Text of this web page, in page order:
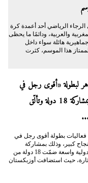
الرجاء الرياضي أحد أعمدة كرة
والعربية، ودائمًا ما يحظى
جماهيرية هائلة سواء داخل
هذا الموسم، كثرت
لبطولة «أقوى رجل في
العالم» بمشاركة 18 دولة وتألّق
فعاليات بطولة أقوى رجل في
كبير، وذلك بمشاركة
رياضية دولية واسعة ضمّت 18 دولة من
حيث استضافت أوزبكستان